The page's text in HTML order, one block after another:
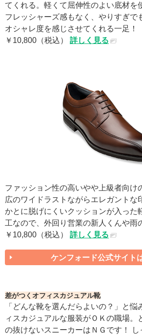
てくれる。軽くて屈伸性のよい底材を
フレッシャーズ感もなく、やりすぎで
オシャレ度を感じさせてくれる一足！
￥10,800（税込） 詳しく見る
ファッション性の高いやや上級者向け
広のワイドラストながらエレガントな
かとに脱げにくいクッションが入った
工なので、外回り営業の新人くんや雨
￥10,800（税込） 詳しく見る
ケンフォード公式サイト
差がつくオフィスカジュアル靴
「どんな靴を選んだらよいの？」と悩
ィスカジュアルな服装がＯＫの職場。
の抜けないスニーカーはＮＧです！